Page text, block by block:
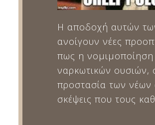
Η αποδοχή αυτών
ανοίγουν νέες
πως η νομιμοποίηση
ναρκωτικών ουσιών,
προστασία των
σκέψεις που τους